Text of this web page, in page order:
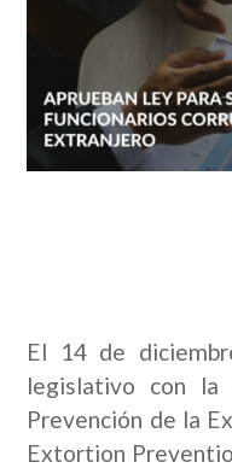
El 14 de
legislativo con
Prevención de la
Extortion